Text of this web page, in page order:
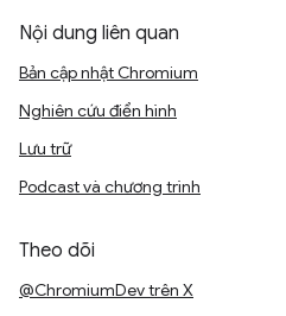
Nội dung liên quan
Bản cập nhật Chromium
Nghiên cứu điển hình
Lưu trữ
Podcast và chương trình
Theo dõi
@ChromiumDev trên X